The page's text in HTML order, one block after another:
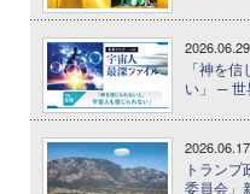
2026.06.29
「神を
い」 ─ 世
2026.06.17
トラン
委員会」